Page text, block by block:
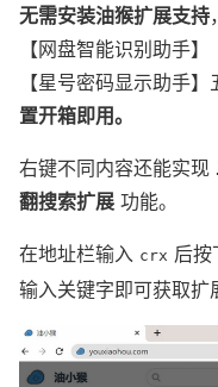
无需安装油猴扩展支持
【网盘智能识别助手】
【星号密码显示助手】
置开箱即用。
右键不同内容还能实现
翻搜索扩展 功能。
在地址栏输入 crx 后按
输入关键字即可获取扩